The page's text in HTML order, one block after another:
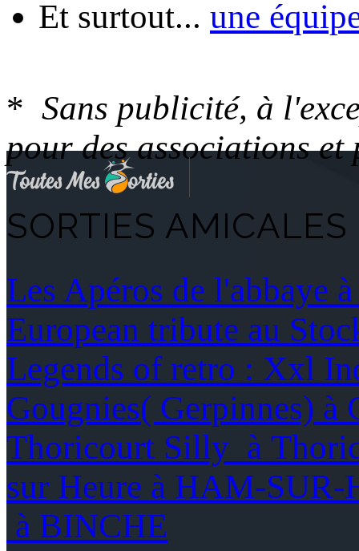
Et surtout... une
* Sans publicité, à
pour des associations et
SORTIES
Les Apéros de
European tribute au
Legends of retro : Xxl
Gougnies( Gerpinnes) à
Thoricourt Silly à
sur Heure à HAM-SUR-
à BINCHE